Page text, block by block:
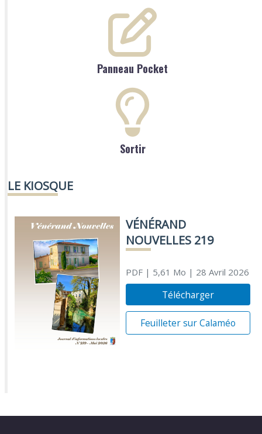
Panneau Pocket
Sortir
LE KIOSQUE
VÉNÉRAND
NOUVELLES 219
PDF| 5,61 Mo | 28 Avril 2026
Télécharger
Feuilleter sur Calaméo